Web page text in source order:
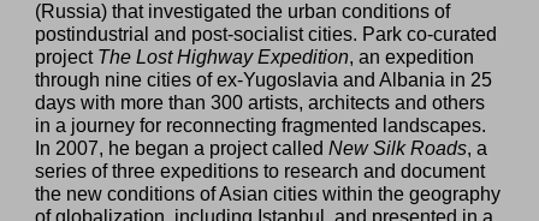
(Russia) that investigated the urban conditions of
postindustrial and post-socialist cities. Park co-curated
project The Lost Highway Expedition, an expedition
through nine cities of ex-Yugoslavia and Albania in 25
days with more than 300 artists, architects and others
in a journey for reconnecting fragmented landscapes.
In 2007, he began a project calledNew Silk Roads, a
series of three expeditions to research and document
the new conditions of Asian cities within the geography
of globalization, including Istanbul, and presented in a